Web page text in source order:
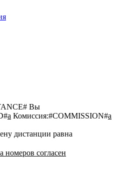
Вы
a Комиссия:#COMMISSION#a
дистанции равна
номеров согласен